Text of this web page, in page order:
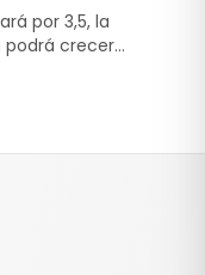
407.000
por 3,5, la
podrá crecer
por nuevas